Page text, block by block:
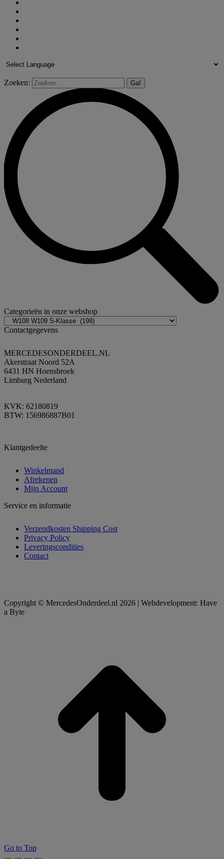
Zoeken:
Categorieën in onze webshop
Contactgegevens
MERCEDESONDERDEEL.NL
Akerstraat Noord 52A
6431 HN Hoensbroek
Limburg Nederland
KVK: 62180819
BTW: 156986887B01
Klantgedeelte
Winkelmand
Afrekenen
Mijn Account
Service en informatie
Verzendkosten Shipping Cost
Privacy Policy
Leveringscondities
Contact
Copyright © MercedesOnderdeel.nl 2026 | Webdevelopment: Have
a Byte
Go to Top